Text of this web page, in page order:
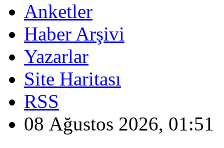
Anketler
Haber Arşivi
Yazarlar
Site Haritası
RSS
08 Ağustos 2026, 01:51